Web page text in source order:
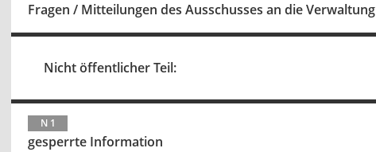
Fragen / Mitteilungen des Ausschusses an die Verwaltung
Nicht öffentlicher Teil:
N 1
gesperrte Information